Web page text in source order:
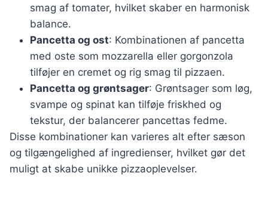
smag af tomater, hvilket skaber en harmonisk
balance.
Pancetta og ost: Kombinationen af pancetta
med oste som mozzarella eller gorgonzola
tilføjer en cremet og rig smag til pizzaen.
Pancetta og grøntsager: Grøntsager som løg,
svampe og spinat kan tilføje friskhed og
tekstur, der balancerer pancettas fedme.
Disse kombinationer kan varieres alt efter sæson
og tilgængelighed af ingredienser, hvilket gør det
muligt at skabe unikke pizzaoplevelser.